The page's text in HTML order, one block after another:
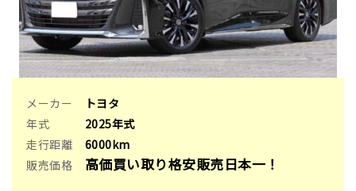
メーカー
トヨタ
年式
2025年式
走行距離
6000km
販売価格
高価買い取り格安販売日本一！